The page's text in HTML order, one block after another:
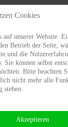
& Jugendliche am
Cookies
auf unserer Website.
Betrieb der Seite,
und die
Sie können selbst
Bitte beachten
nicht mehr alle
stehen.
Akzeptieren